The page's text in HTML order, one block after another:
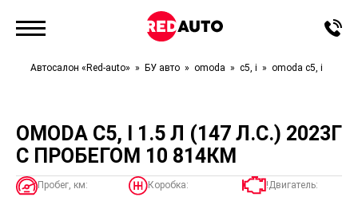
Автосалон «Red-auto» БУ авто omoda c5, i omoda c5, i
OMODA C5, I 1.5 Л (147 Л.С.) 2023Г
С ПРОБЕГОМ 10 814КМ
Пробег, км: Коробка: !Двигатель: